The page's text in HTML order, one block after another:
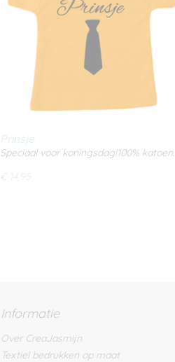
Prinsje
Speciaal voor koningsdag!100% katoen.
€ 14,95
Informatie
Over CreaJasmijn
Textiel bedrukken op maat